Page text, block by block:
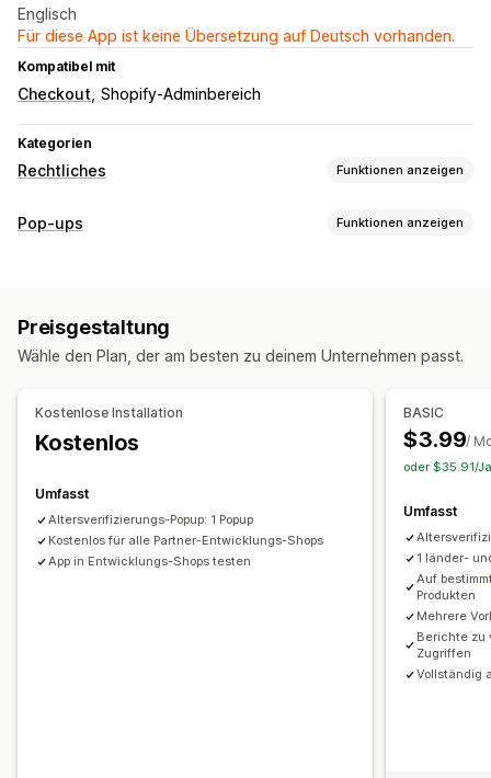
Englisch
Für diese App ist keine Übersetzung auf Deutsch vorhanden.
Kompatibel mit
Checkout Shopify-Adminbereich
Kategorien
Rechtliches Funktionen anzeigen
Compliance
Anpassung
Benutzerdefiniertes CSS
Seitenbeschränkung
Geolokalisierung
Benutzerdefinierter Text
Pop-ups Funktionen anzeigen
Popups verwalten
Automatisierungen
Segmentierung Tagging Berichterstattung
Analysen
A/B-Tests
Tracking APIs und Webhooks
Preisgestaltung
Wähle den Plan, der am besten zu deinem Unternehmen passt.
Kostenlose Installation
Kostenlos
Umfasst
Altersverifizierungs-Popup: 1 Popup
Kostenlos für alle Partner-Entwicklungs-Shops
App in Entwicklungs-Shops testen
BASIC
$3.99/
oder $35.91/
Umfasst
1 länder-
Auf
Produkten
Mehrere
Berichte zu
Zugriffen
Vollständig